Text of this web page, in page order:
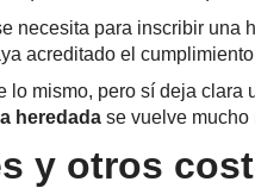
necesita para inscribir
acreditado el
mismo, pero sí deja
heredada se vuelve mucho
y otros